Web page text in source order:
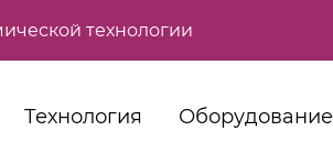
технологии
Технология Оборудование